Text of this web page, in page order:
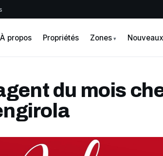
À propos Propriétés Zones
du mois